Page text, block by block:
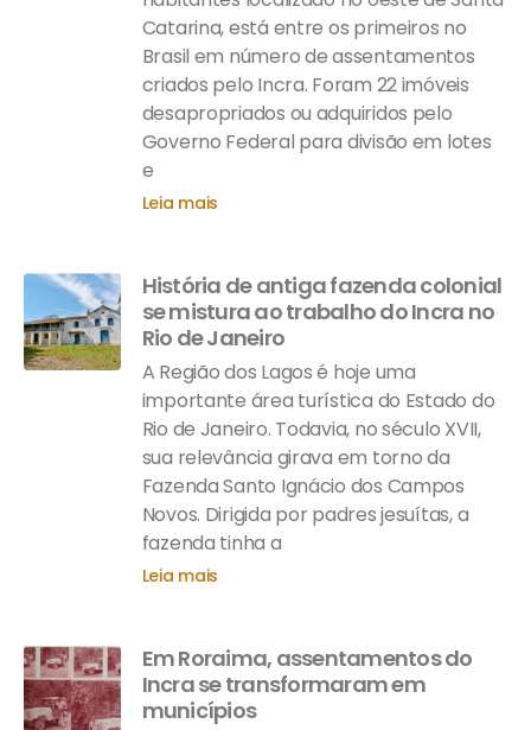
Catarina, está entre os primeiros no
Brasil em número de assentamentos
criados pelo Incra. Foram 22 imóveis
desapropriados ou adquiridos pelo
Governo Federal para divisão em lotes
e
Leia mais
História de antiga fazenda colonial
se mistura ao trabalho do Incra no
Rio de Janeiro
A Região dos Lagos é hoje uma
importante área turística do Estado do
Rio de Janeiro. Todavia, no século XVII,
sua relevância girava em torno da
Fazenda Santo Ignácio dos Campos
Novos. Dirigida por padres jesuítas, a
fazenda tinha a
Leia mais
Em Roraima, assentamentos do
Incra se transformaram em
municípios